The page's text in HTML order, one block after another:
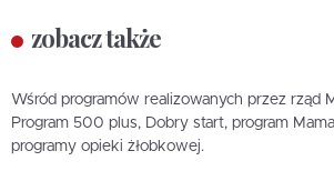
zobacz także
Wśród programów realizowanych przez rząd
Program 500 plus, Dobry start, program
programy opieki żłobkowej.